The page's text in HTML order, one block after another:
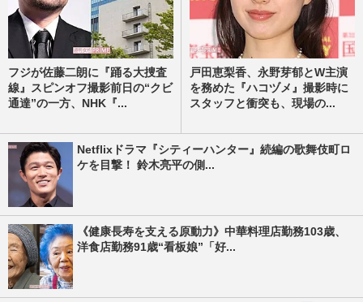
フジが佐藤二朗に『踊る大捜査
線』スピンオフ撮影前日の“クビ
通達”の一方、NHK『...
戸田恵梨香、永野芽郁とW主演
を務めた『ハコヅメ』撮影時に
スタッフと衝突も、現場の...
Netflixドラマ『シティーハンター』続編の歌舞伎町ロ
ケを目撃！ 鈴木亮平の側...
《健康長寿を支える原動力》中華料理店勤務103歳、
洋食店勤務91歳“看板娘”「好...